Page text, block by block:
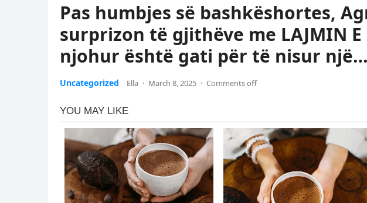
Pas humbjes së bashkëshortes,
surprizon të gjithëve me LAJMIN E
njohur është gati për të nisur një…
Uncategorized Ella · March 8, 2025 · Comments off